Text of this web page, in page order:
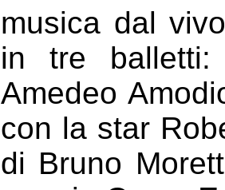
musica dal
in tre
Amedeo
con la star
di Bruno